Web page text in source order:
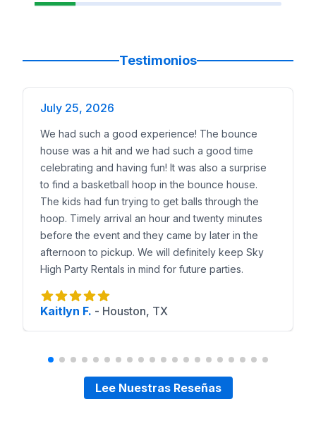
Testimonios
July 25, 2026
We had such a good experience! The bounce
house was a hit and we had such a good time
celebrating and having fun! It was also a surprise
to find a basketball hoop in the bounce house.
The kids had fun trying to get balls through the
hoop. Timely arrival an hour and twenty minutes
before the event and they came by later in the
afternoon to pickup. We will definitely keep Sky
High Party Rentals in mind for future parties.
Kaitlyn F. - Houston, TX
Lee Nuestras Reseñas